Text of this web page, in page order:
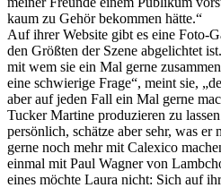
kaum zu Gehör bekommen hätte.“
Auf ihrer Website gibt es eine Foto-
den Größten der Szene abgelichtet
mit wem sie ein Mal gerne
eine schwierige Frage“, meint sie,
aber auf jeden Fall ein Mal gerne
Tucker Martine produzieren zu
persönlich, schätze aber sehr, was er
gerne noch mehr mit Calexico
einmal mit Paul Wagner von
eines möchte Laura nicht: Sich auf